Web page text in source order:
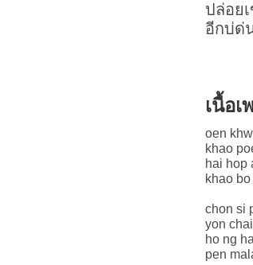
ปล่อย
อีกบ่ด่
เนื้อ
oen
khao
hai hop
khao
chon si
yon
ho ng
pen